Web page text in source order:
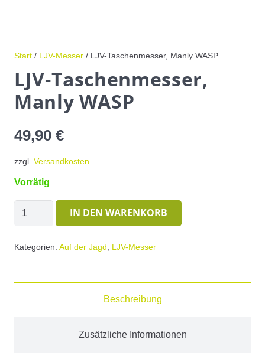
Start / LJV-Messer / LJV-Taschenmesser, Manly WASP
LJV-Taschenmesser,
Manly WASP
49,90 €
zzgl. Versandkosten
Vorrätig
LJV-
Taschenmesser,
IN DEN WARENKORB
Kategorien: Auf der Jagd, LJV-Messer
Beschreibung
Zusätzliche Informationen